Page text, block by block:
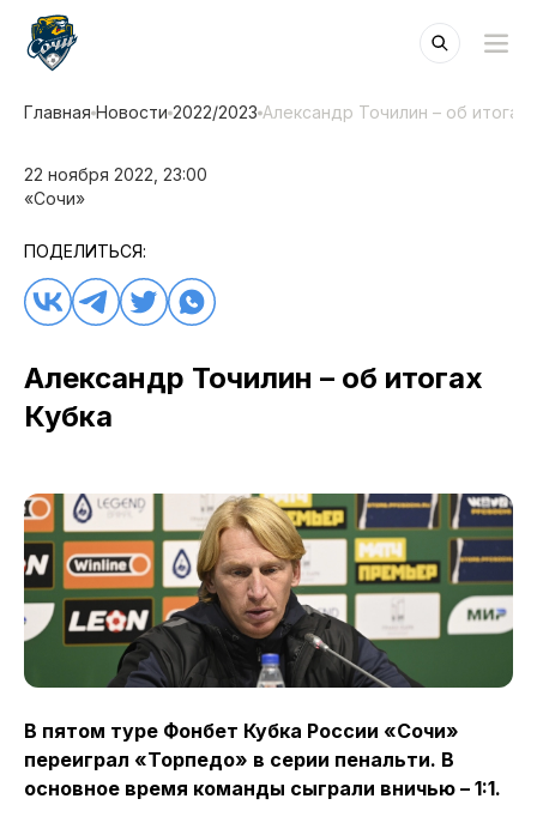
Главная Новости 2022/2023 Александр Точилин – об итогах
22 ноября 2022, 23:00
«Сочи»
ПОДЕЛИТЬСЯ:
Александр Точилин – об итогах
Кубка
В пятом туре Фонбет Кубка России «Сочи»
переиграл «Торпедо» в серии пенальти. В
основное время команды сыграли вничью – 1:1.